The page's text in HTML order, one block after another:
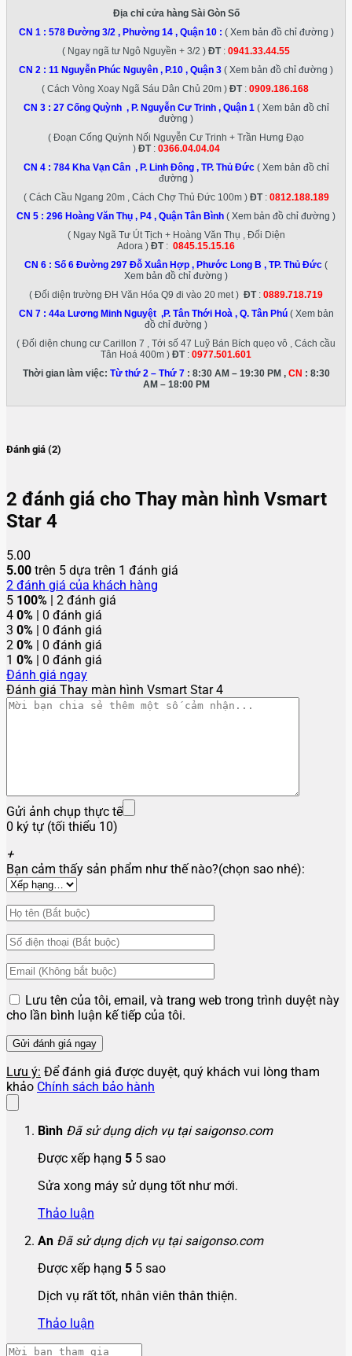
Địa chỉ cửa hàng Sài Gòn Số
CN 1 : 578 Đường 3/2 , Phường 14 , Quận 10: ( Xem bản đồ chỉ đường )
( Ngay ngã tư Ngô Nguyền + 3/2 ) ĐT: 0941.33.44.55
CN 2 : 11 Nguyễn Phúc Nguyên , P.10 , Quận 3 ( Xem bản đồ chỉ đường )
( Cách Vòng Xoay Ngã Sáu Dân Chủ 20m ) ĐT: 0909.186.168
CN 3 : 27 Cống Quỳnh , P. Nguyễn Cư Trinh , Quận 1 ( Xem bản đồ chỉ
đường )
( Đoạn Cống Quỳnh Nối Nguyễn Cư Trinh + Trần Hưng Đạo
) ĐT: 0366.04.04.04
CN 4 : 784 Kha Vạn Cân , P. Linh Đông , TP. Thủ Đức( Xem bản đồ chỉ
đường )
( Cách Cầu Ngang 20m , Cách Chợ Thủ Đức 100m ) ĐT: 0812.188.189
CN 5 : 296 Hoàng Văn Thụ , P4 , Quận Tân Bình ( Xem bản đồ chỉ đường )
( Ngay Ngã Tư Út Tịch + Hoàng Văn Thụ , Đối Diện
Adora ) ĐT: 0845.15.15.16
CN 6 : Số 6 Đường 297 Đỗ Xuân Hợp , Phước Long B , TP. Thủ Đức (
Xem bản đồ chỉ đường )
( Đối diện trường ĐH Văn Hóa Q9 đi vào 20 met ) ĐT: 0889.718.719
CN 7 : 44a Lương Minh Nguyệt ,P. Tân Thới Hoà , Q. Tân Phú ( Xem bản
đồ chỉ đường )
( Đối diện chung cư Carillon 7 , Tới số 47 Luỹ Bán Bích quẹo vô , Cách cầu
Tân Hoá 400m ) ĐT: 0977.501.601
Thời gian làm việc: Từ thứ 2 – Thứ 7: 8:30 AM – 19:30 PM , CN : 8:30
AM – 18:00 PM
Đánh giá (2)
2 đánh giá cho Thay màn hình Vsmart
Star 4
5.00
5.00 trên 5 dựa trên 1 đánh giá
2 đánh giá của khách hàng
5 100% | 2 đánh giá
4 0% | 0 đánh giá
3 0% | 0 đánh giá
2 0% | 0 đánh giá
1 0% | 0 đánh giá
Đánh giá ngay
Đánh giá Thay màn hình Vsmart Star 4
Gửi ảnh chụp thực tế
0 ký tự (tối thiểu 10)
+
Bạn cảm thấy sản phẩm như thế nào?(chọn sao nhé):
Lưu tên của tôi, email, và trang web trong trình duyệt này
cho lần bình luận kế tiếp của tôi.
Lưu ý: Để đánh giá được duyệt, quý khách vui lòng tham
khảo Chính sách bảo hành
Bình Đã sử dụng dịch vụ tại saigonso.com
Được xếp hạng 5 5 sao
Sửa xong máy sử dụng tốt như mới.
Thảo luận
An Đã sử dụng dịch vụ tại saigonso.com
Được xếp hạng 5 5 sao
Dịch vụ rất tốt, nhân viên thân thiện.
Thảo luận